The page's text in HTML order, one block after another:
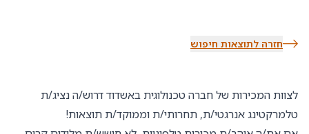
חזרה לתוצאות חיפוש
לצוות המכירות של חברה טכנולוגית באשדוד דרוש/ה נציג/ת
טלמרקטינג אנרגטי/ת, תחרותי/ת וממוקד/ת תוצאות!